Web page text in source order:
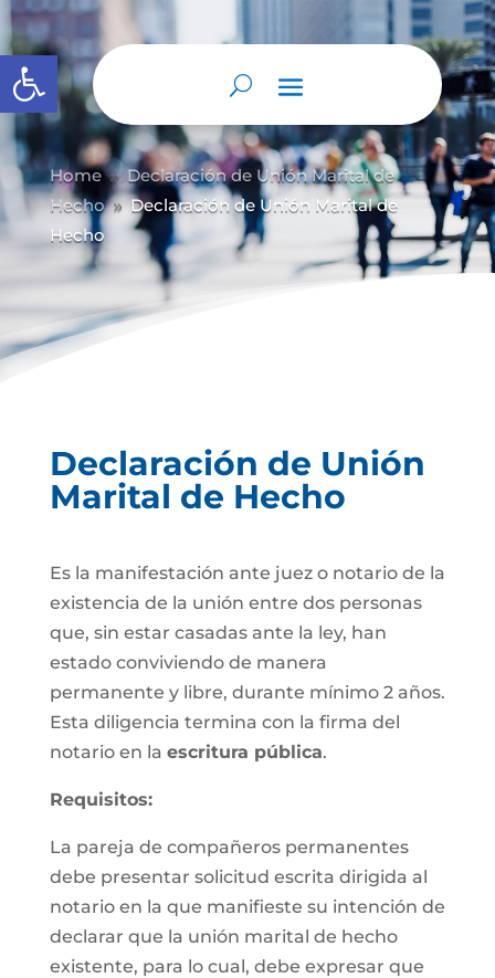
Abrir barra de herramientas
Home 9 Declaración de Unión Marital de
Hecho 9 Declaración de Unión Marital de
Hecho
Declaración de Unión
Marital de Hecho
Es la manifestación ante juez o notario de la
existencia de la unión entre dos personas
que, sin estar casadas ante la ley, han
estado conviviendo de manera
permanente y libre, durante mínimo 2 años.
Esta diligencia termina con la firma del
notario en la escritura pública.
Requisitos:
La pareja de compañeros permanentes
debe presentar solicitud escrita dirigida al
notario en la que manifieste su intención de
declarar que la unión marital de hecho
existente, para lo cual, debe expresar que